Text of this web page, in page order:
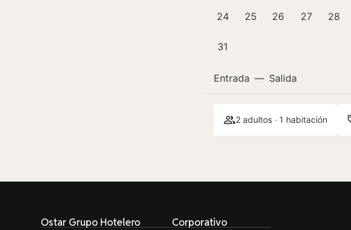
24 25 26 27 28
31
Entrada — Salida
2 adultos · 1 habitación
Ostar Grupo Hotelero
Corporativo